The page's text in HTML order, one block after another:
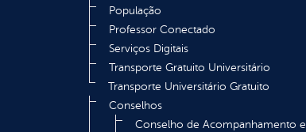
População
Professor Conectado
Serviços Digitais
Transporte Gratuito Universitário
Transporte Universitário Gratuito
Conselhos
Conselho de Acompanhamento e